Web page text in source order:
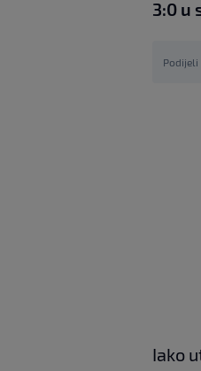
3:0 u
Podijeli
Iako